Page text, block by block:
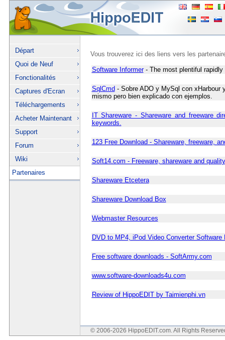
Départ
Quoi de Neuf
Fonctionalités
Captures d'Ecran
Téléchargements
Acheter Maintenant
Support
Forum
Wiki
Partenaires
Vous trouverez ici des liens vers les
Software Informer- The most plentiful rapidly
SqlCmd - Sobre ADO y MySql con xHarbour
mismo pero bien explicado con ejemplos.
IT Shareware - Shareware and freeware
keywords.
123 Free Download - Shareware, freeware,
Soft14.com - Freeware, shareware and
Shareware Etcetera
Shareware Download Box
Webmaster Resources
DVD to MP4, iPod Video Converter Software
Free software downloads - SoftArmy.com
www.software-downloads4u.com
Review of HippoEDIT by Taimienphi.vn
© 2006-2026 HippoEDIT.com. All Rights